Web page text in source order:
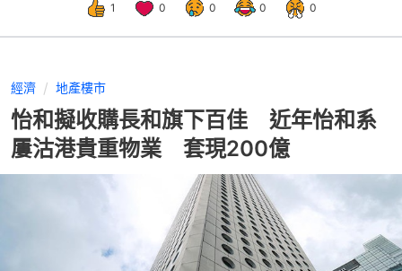
1 0 0 0 0
經濟 地產樓市
怡和擬收購長和旗下百佳 近年怡和系
屢沽港貴重物業 套現200億